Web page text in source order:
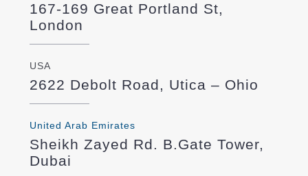
167-169 Great Portland St,
London
USA
2622 Debolt Road, Utica – Ohio
United Arab Emirates
Sheikh Zayed Rd. B.Gate Tower,
Dubai